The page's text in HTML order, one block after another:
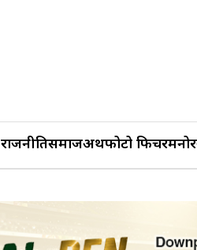
राजनीतिसमाजअर्थफोटो फिचर